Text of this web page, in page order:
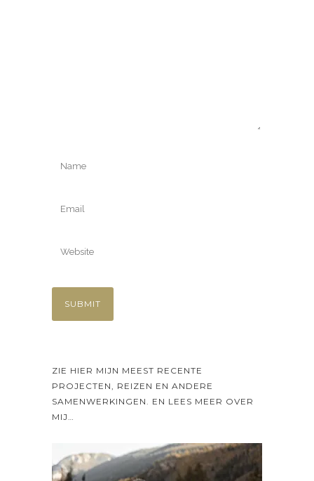
ZIE HIER MIJN MEEST RECENTE
PROJECTEN, REIZEN EN ANDERE
SAMENWERKINGEN. EN LEES MEER OVER
MIJ…